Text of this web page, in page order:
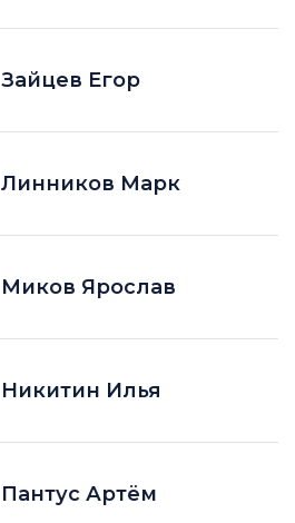
Зайцев Егор
Линников Марк
Миков Ярослав
Никитин Илья
Пантус Артём